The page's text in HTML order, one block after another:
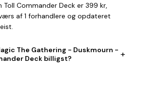
Commander Deck er 399 kr,
af 1 forhandlere og opdateret
The Gathering - Duskmourn -
Deck billigst?
+